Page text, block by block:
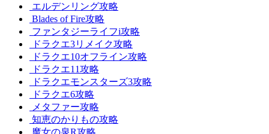
エルデンリング攻略
Blades of Fire攻略
ファンタジーライフi攻略
ドラクエ3リメイク攻略
ドラクエ10オフライン攻略
ドラクエ11攻略
ドラクエモンスターズ3攻略
ドラクエ6攻略
メタファー攻略
知恵のかりもの攻略
魔女の泉R攻略